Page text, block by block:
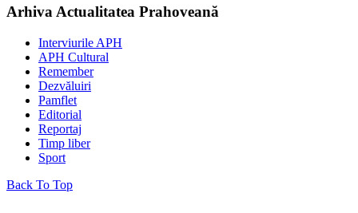
Arhiva Actualitatea Prahoveană
Interviurile APH
APH Cultural
Remember
Dezvăluiri
Pamflet
Editorial
Reportaj
Timp liber
Sport
Back To Top